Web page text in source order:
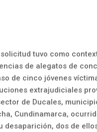
solicitud tuvo como
de alegatos de
de cinco jóvenes
extrajudiciales
de Ducales,
Cundinamarca,
desaparición, dos de